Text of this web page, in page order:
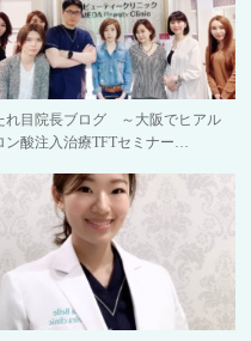
れ目院長ブログ ～大阪でヒアル
ン酸注入治療TFTセミナー…